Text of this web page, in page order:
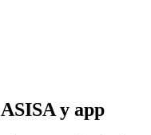
y app